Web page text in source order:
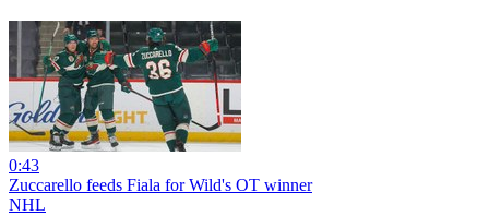
0:43
Zuccarello feeds Fiala for Wild's OT winner
NHL